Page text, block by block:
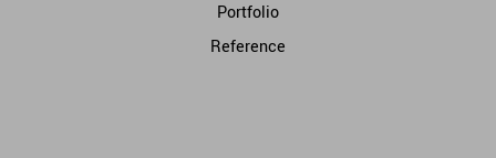
Portfolio
Reference